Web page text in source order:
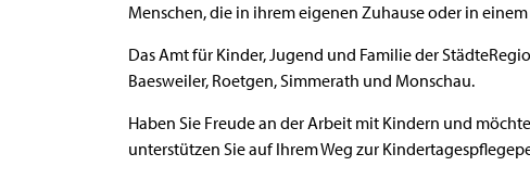
Menschen, die in ihrem eigenen Zuhause oder in
Das Amt für Kinder, Jugend und Familie der
Baesweiler, Roetgen, Simmerath und Monschau.
Haben Sie Freude an der Arbeit mit Kindern und
unterstützen Sie auf Ihrem Weg zur